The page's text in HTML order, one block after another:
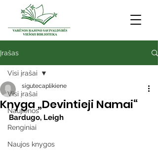
Įrašas
Visi įrašai
Naujienos
Renginiai
Naujos knygos
Visi įrašai
Knyga „Devintieji Namai“
sigutecaplikiene
Bardugo, Leigh